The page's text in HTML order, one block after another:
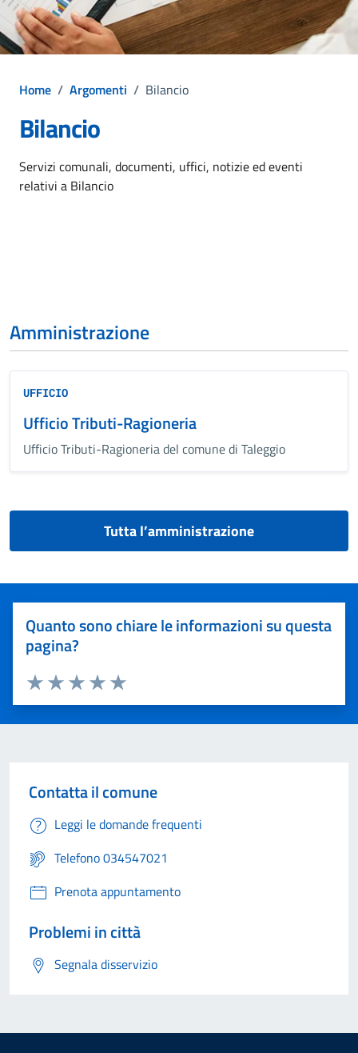
Home / Argomenti / Bilancio
Bilancio
Dettagli dell'argomento
Servizi comunali, documenti, uffici, notizie ed eventi
relativi a Bilancio
Amministrazione
UFFICIO
Ufficio Tributi-Ragioneria
Ufficio Tributi-Ragioneria del comune di Taleggio
Tutta l’amministrazione
Quanto sono chiare le informazioni su questa
pagina?
Valuta 5 stelle su 5
Valuta 4 stelle su 5
Valuta 3 stelle su 5
Valuta 2 stelle su 5
Valuta 1 stelle su 5
Contatta il comune
Leggi le domande frequenti
Telefono 034547021
Prenota appuntamento
Problemi in città
Segnala disservizio